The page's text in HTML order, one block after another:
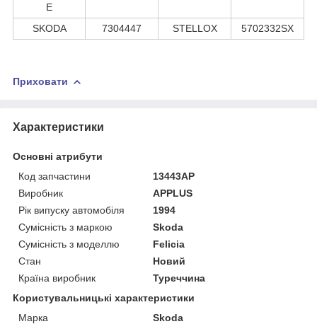
E
SKODA 7304447 STELLOX 5702332SX
Приховати
Характеристики
Основні атрибути
Код запчастини
13443AP
Виробник
APPLUS
Рік випуску автомобіля
1994
Сумісність з маркою
Skoda
Сумісність з моделлю
Felicia
Стан
Новий
Країна виробник
Туреччина
Користувальницькі характеристики
Марка
Skoda